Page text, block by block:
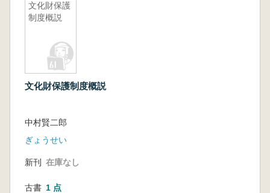
文化財保護
制度概説
文化財保護制度概説
中村賢二郎
ぎょうせい
新刊 在庫なし
古書 1 点